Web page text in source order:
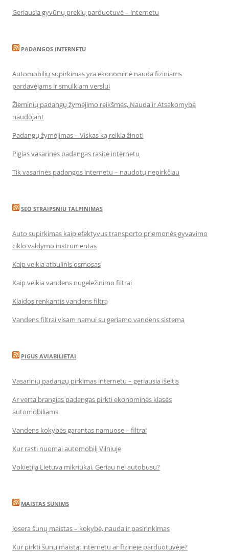
Geriausia gyvūnų prekių parduotuvė – internetu
PADANGOS INTERNETU
Automobilių supirkimas yra ekonominė nauda fiziniams
pardavėjams ir smulkiam verslui
Žieminių padangų žymėjimo reikšmės, Nauda ir Atsakomybė
naudojant
Padangų žymėjimas – Viskas ką reikia žinoti
Pigias vasarines padangas rasite internetu
Tik vasarinės padangos internetu – naudotų nepirkčiau
SEO STRAIPSNIU TALPINIMAS
Auto supirkimas kaip efektyvus transporto priemonės gyvavimo
ciklo valdymo instrumentas
Kaip veikia atbulinis osmosas
Kaip veikia vandens nugeležinimo filtrai
Klaidos renkantis vandens filtrą
Vandens filtrai visam namui su geriamo vandens sistema
PIGUS AVIABILIETAI
Vasarinių padangų pirkimas internetu – geriausia išeitis
Ar verta brangias padangas pirkti ekonominės klasės
automobiliams
Vandens kokybės garantas namuose – filtrai
Kur rasti nuomai automobilį Vilniuje
Vokietija Lietuva mikriukai. Geriau nei autobusu?
MAISTAS SUNIMS
Josera šunų maistas – kokybė, nauda ir pasirinkimas
Kur pirkti šunų maistą: internetu ar fizinėje parduotuvėje?